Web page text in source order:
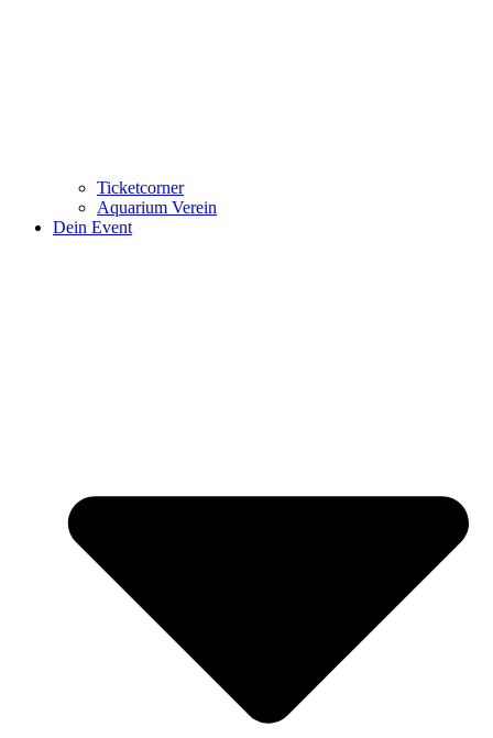
Ticketcorner
Aquarium Verein
Dein Event